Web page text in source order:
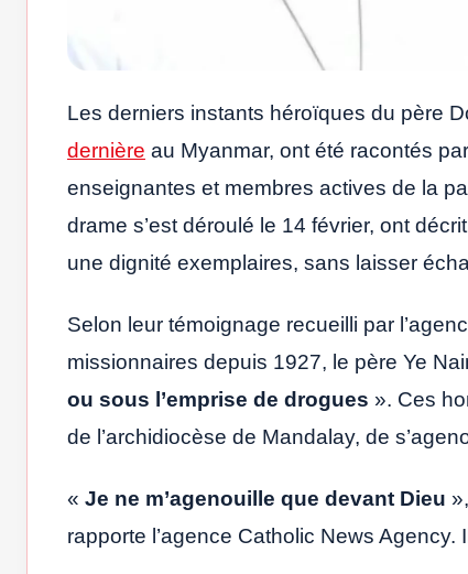
Les derniers instants héroïques du père
dernière au Myanmar, ont été racontés
enseignantes et membres actives de la
drame s’est déroulé le 14 février, ont
une dignité exemplaires, sans laisser
Selon leur témoignage recueilli par
missionnaires depuis 1927, le père Ye
ou sous l’emprise de drogues ». Ces
de l’archidiocèse de Mandalay, de
« Je ne m’agenouille que devant Dieu
rapporte l’agence Catholic News Agency.